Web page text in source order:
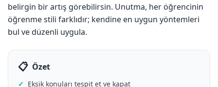
belirgin bir artış görebilirsin. Unutma, her öğrencinin
öğrenme stili farklıdır; kendine en uygun yöntemleri
bul ve düzenli uygula.
Özet
Eksik konuları tespit et ve kapat